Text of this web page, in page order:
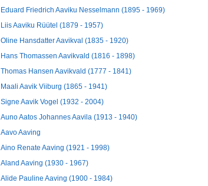
Eduard Friedrich Aaviku Nesselmann (1895 - 1969)
Liis Aaviku Rüütel (1879 - 1957)
Oline Hansdatter Aavikval (1835 - 1920)
Hans Thomassen Aavikvald (1816 - 1898)
Thomas Hansen Aavikvald (1777 - 1841)
Maali Aavik Viiburg (1865 - 1941)
Signe Aavik Vogel (1932 - 2004)
Auno Aatos Johannes Aavila (1913 - 1940)
Aavo Aaving
Aino Renate Aaving (1921 - 1998)
Aland Aaving (1930 - 1967)
Alide Pauline Aaving (1900 - 1984)